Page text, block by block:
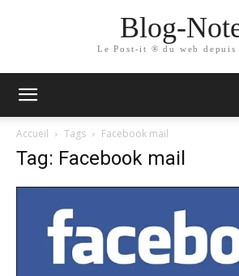
Blog-
Le Post-it ® du web depuis
Accueil Tags Facebook mail
Tag: Facebook mail